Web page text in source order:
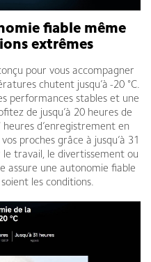
fiable même
extrêmes
pour vous accompagner
chutent jusqu’à -20 °C.
performances stables et une
de jusqu’à 20 heures de
heures d’enregistrement en
proches grâce à jusqu’à 31
le travail, le divertissement ou
assure une autonomie fiable
les conditions.